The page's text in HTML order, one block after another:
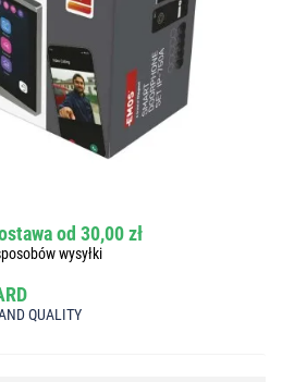
od 30,00 zł
wysyłki
QUALITY